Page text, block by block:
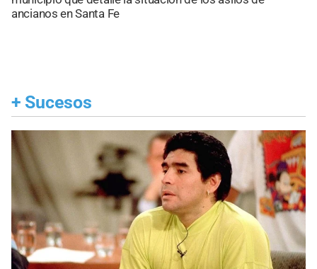
ancianos en Santa Fe
+ Sucesos